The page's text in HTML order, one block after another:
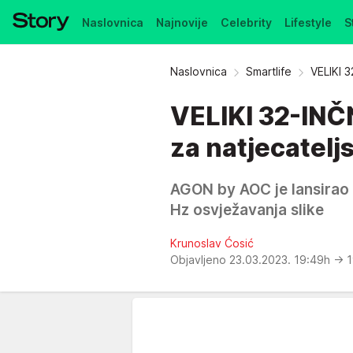
Naslovnica Najnovije Celebrity Lifestyle
Naslovnica Smartlife VELIKI
VELIKI 32-
za
AGON by AOC je
Hz osvježavanja slike
Krunoslav Ćosić
Objavljeno 23.03.2023. 19:49h →